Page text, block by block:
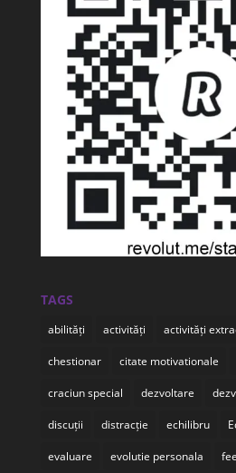
TAGS
abilități activități activități
chestionar citate motivationale
craciun special dezvoltare
discuții distracție echilibru
evaluare evolutie personala